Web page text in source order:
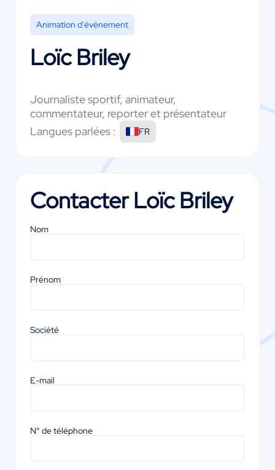
Animation d'événement
Loïc Briley
Journaliste sportif, animateur,
commentateur, reporter et présentateur
Langues parlées :
FR
ContacterLoïc Briley
Nom
Prénom
Société
E-mail
N° de téléphone